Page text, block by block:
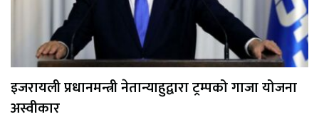
इजरायली प्रधानमन्त्री नेतान्याहुद्वारा ट्रम्पको गाजा योजना
अस्वीकार